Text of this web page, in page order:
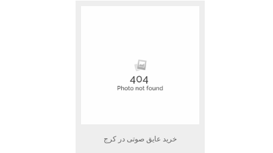
خرید عایق صوتی در کرج